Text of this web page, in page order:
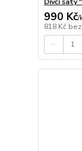
990 Kč/
818 Kč